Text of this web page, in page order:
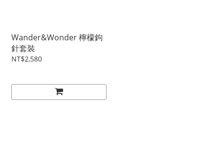
Wander&Wonder 檸檬鉤
針套裝
NT$2,580